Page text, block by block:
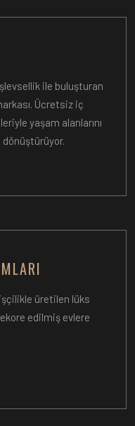
ile buluşturan
Ücretsiz iç
yaşam alanlarını
üretilen lüks
edilmiş evlere